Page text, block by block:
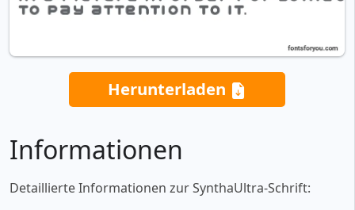
Herunterladen
Informationen
Detaillierte Informationen zur SynthaUltra-Schrift: